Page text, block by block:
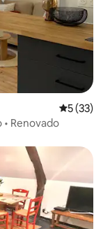
5 (33)
Renovado